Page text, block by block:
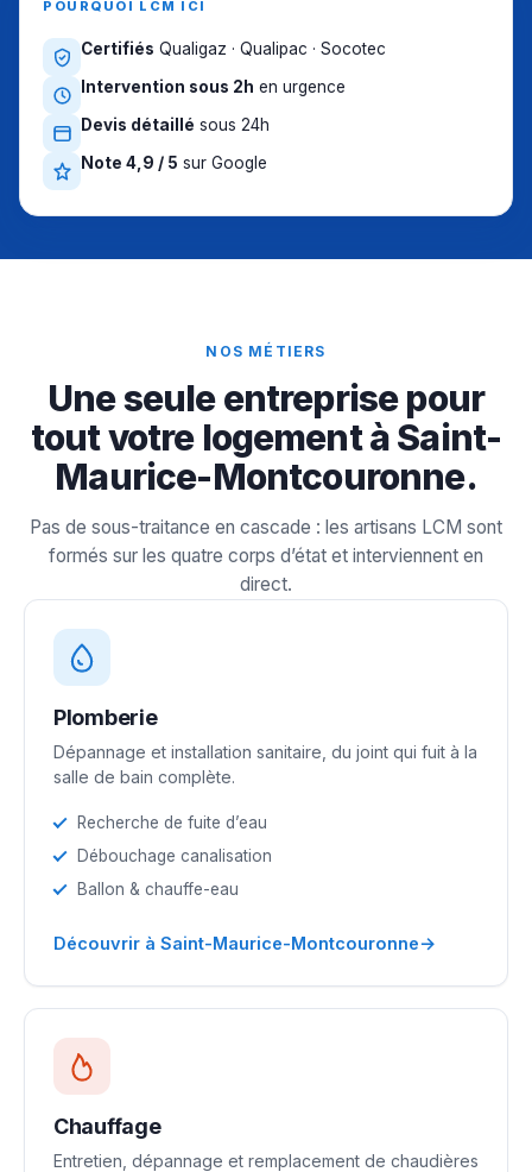
POURQUOI LCM ICI
Certifiés Qualigaz · Qualipac · Socotec
Intervention sous 2h en urgence
Devis détaillé sous 24h
Note 4,9 / 5 sur Google
NOS MÉTIERS
Une seule entreprise pour
tout votre logement à Saint-
Maurice-Montcouronne.
Pas de sous-traitance en cascade : les artisans LCM sont
formés sur les quatre corps d’état et interviennent en
direct.
Plomberie
Dépannage et installation sanitaire, du joint qui fuit à la
salle de bain complète.
Recherche de fuite d’eau
Débouchage canalisation
Ballon & chauffe-eau
Découvrir à Saint-Maurice-Montcouronne→
Chauffage
Entretien, dépannage et remplacement de chaudières